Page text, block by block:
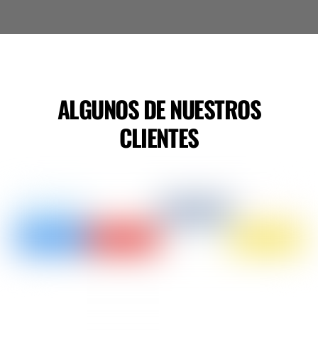
ALGUNOS DE NUESTROS
CLIENTES